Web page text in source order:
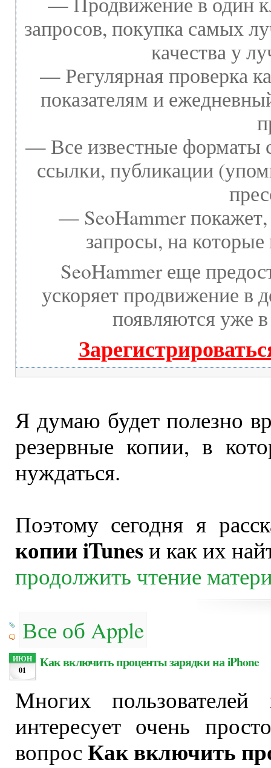
запросов, покупка самых
качества у
— Регулярная проверка
показателям и
— Все известные форматы
ссылки, публикации
— SeoHammer покажет,
запросы, на
SeoHammer еще
ускоряет продвижение в
появляются уже
Я думаю будет полезно
резервные копии, в
нуждаться.
Поэтому сегодня я
копии iTunesи как их
продолжить чтение
Все об Apple
ИЮН
01
Как включить проценты зарядки на iPhone
Многих
интересует очень
вопросКак включить